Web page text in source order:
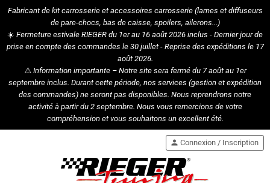
Fabricant de kit carrosserie et accessoires carrosserie (lames et diffuseurs
de pare-chocs, bas de caisse, spoilers, ailerons...)
☀️ Fermeture estivale RIEGER du 1er au 16 août 2026 inclus - Dernier jour de
prise en compte des commandes le 30 juillet - Reprise des expéditions le 17
août 2026.
⚠️Information importante – Notre site sera fermé du 7 août au 1er
septembre inclus. Durant cette période, nos services (gestion et expédition
des commandes) ne seront pas disponibles. Nous reprendrons notre
activité à partir du 2 septembre. Nous vous remercions de votre
compréhension et vous souhaitons un excellent été.
person Connexion / Inscription